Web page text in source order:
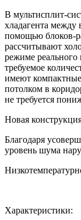
В мультисплит-
хладагента между
помощью блоков-
рассчитывают
режиме
требуемое
имеют компактные
потолком в
не требуется
Новая
Благодаря
уровень шума
Характеристики: